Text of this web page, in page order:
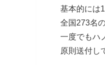
基本的には
全国273名
一度でもハ
原則送付し